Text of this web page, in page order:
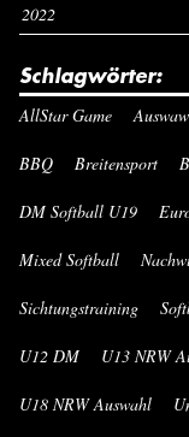
2022
Schlagwörter:
AllStar Game
BBQ Breitensport
DM Softball U19
Mixed Softball
Sichtungstraining
U12 DM U13 NRW
U18 NRW Auswahl